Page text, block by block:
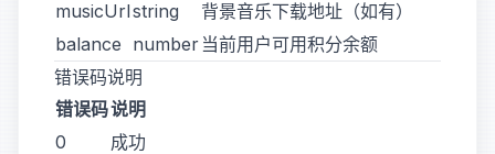
musicUrlstring
背景音乐下载地址（如有）
balance number 当前用户可用积分余额
错误码说明
错误码说明
0
成功